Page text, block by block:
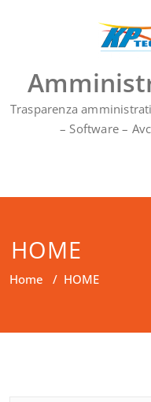
Trasparenza
– Software –
HOME
Home / HOME